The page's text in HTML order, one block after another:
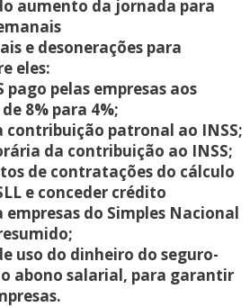
aumento da jornada para
e desonerações para
eles:
pago pelas empresas aos
8% para 4%;
contribuição patronal ao INSS;
da contribuição ao INSS;
de contratações do cálculo
e conceder crédito
do Simples Nacional
uso do dinheiro do seguro-
abono salarial, para garantir